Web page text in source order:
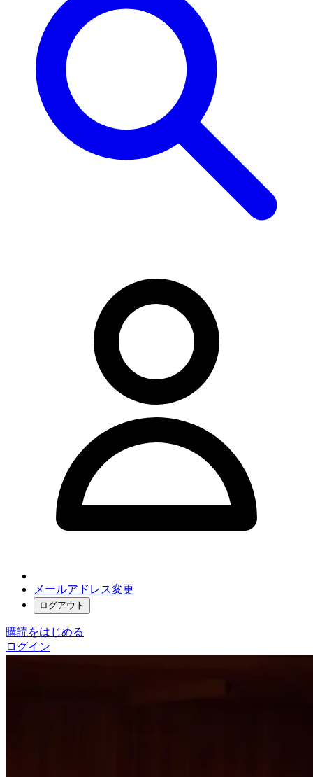
メールアドレス変更
ログアウト
購読をはじめる
ログイン